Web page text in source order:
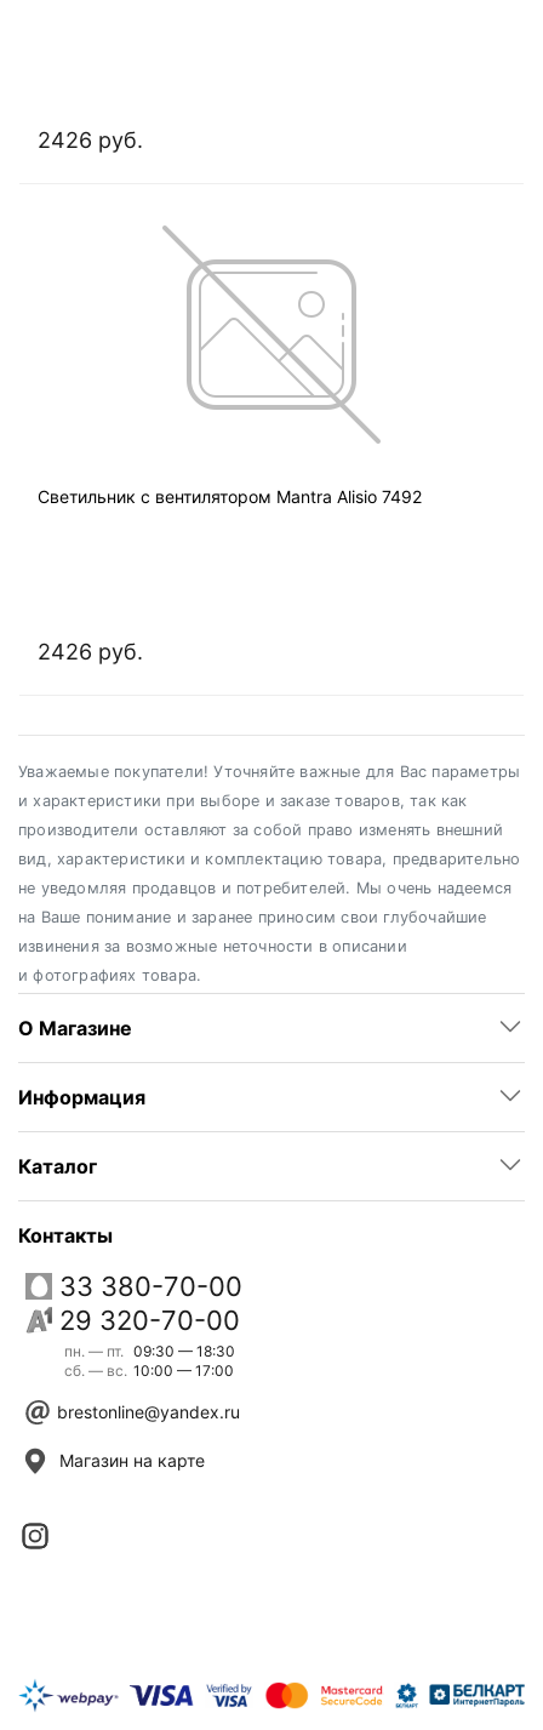
2426 руб.
Светильник с вентилятором Mantra Alisio 7492
2426 руб.
Уважаемые покупатели! Уточняйте важные для Вас параметры
и характеристики при выборе и заказе товаров, так как
производители оставляют за собой право изменять внешний
вид, характеристики и комплектацию товара, предварительно
не уведомляя продавцов и потребителей. Мы очень надеемся
на Ваше понимание и заранее приносим свои глубочайшие
извинения за возможные неточности в описании
и фотографиях товара.
О Магазине
Информация
Каталог
Контакты
33 380-70-00
29 320-70-00
пн. — пт.
сб. — вс.
09:30 — 18:30
10:00 — 17:00
brestonline@yandex.ru
Магазин на карте